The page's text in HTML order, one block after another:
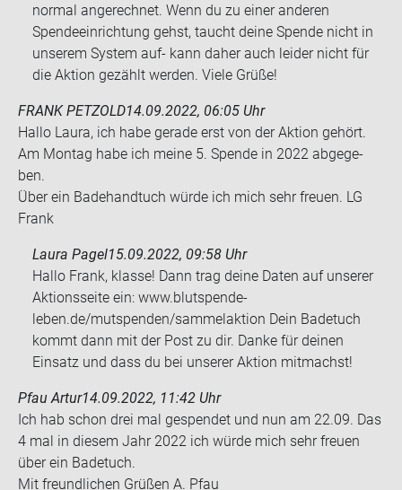
normal angerechnet. Wenn du zu einer anderen
Spendeeinrichtung gehst, taucht deine Spende nicht in
unserem System auf- kann daher auch leider nicht für
die Aktion gezählt werden. Viele Grüße!
FRANK PETZOLD14.09.2022, 06:05 Uhr
Hallo Laura, ich habe ge­ra­de erst von der Ak­ti­on ge­hört.
Am Mon­tag habe ich meine 5. Spen­de in 2022 ab­ge­ge­
ben.
Über ein Ba­de­hand­tuch würde ich mich sehr freu­en. LG
Frank
Laura Pagel15.09.2022, 09:58 Uhr
Hallo Frank, klasse! Dann trag deine Daten auf unserer
Aktionsseite ein: www.blutspende-
leben.de/mutspenden/sammelaktion Dein Badetuch
kommt dann mit der Post zu dir. Danke für deinen
Einsatz und dass du bei unserer Aktion mitmachst!
Pfau Artur14.09.2022, 11:42 Uhr
Ich hab schon drei mal ge­spen­det und nun am 22.09. Das
4 mal in die­sem Jahr 2022 ich würde mich sehr freu­en
über ein Ba­de­tuch.
Mit freund­li­chen Grü­ßen A. Pfau